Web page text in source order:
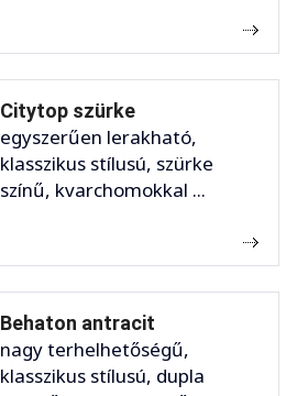
Citytop szürke
egyszerűen lerakható,
klasszikus stílusú, szürke
színű, kvarchomokkal ...
Behaton antracit
nagy terhelhetőségű,
klasszikus stílusú, dupla